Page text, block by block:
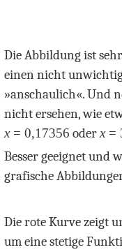
Die Abbildung ist
einen nicht
»anschaulich«. Und
nicht ersehen, wie
x= 0,17356 oderx=
Besser geeignet und
grafische
Die rote Kurve zeigt
um eine stetige